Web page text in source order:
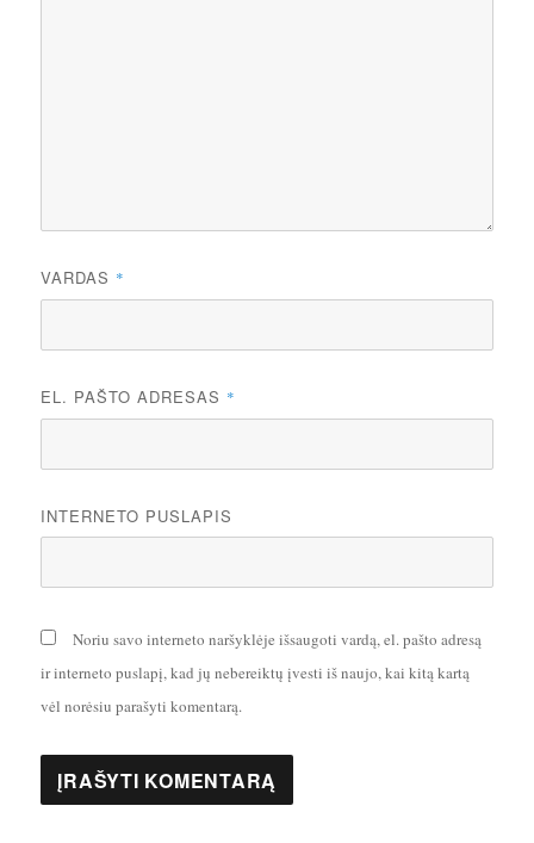
VARDAS *
EL. PAŠTO ADRESAS *
INTERNETO PUSLAPIS
Noriu savo interneto naršyklėje išsaugoti vardą, el. pašto adresą
ir interneto puslapį, kad jų nebereiktų įvesti iš naujo, kai kitą kartą
vėl norėsiu parašyti komentarą.